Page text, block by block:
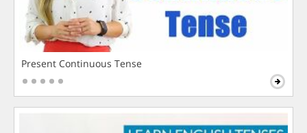
Present Continuous Tense